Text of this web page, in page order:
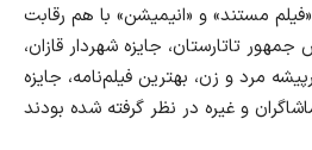
مستند» و «انيميشن» با هم رقابت
تاتارستان، جايزه شهردار قازان،
مرد و زن، بهترين فيلم‌نامه، جايزه